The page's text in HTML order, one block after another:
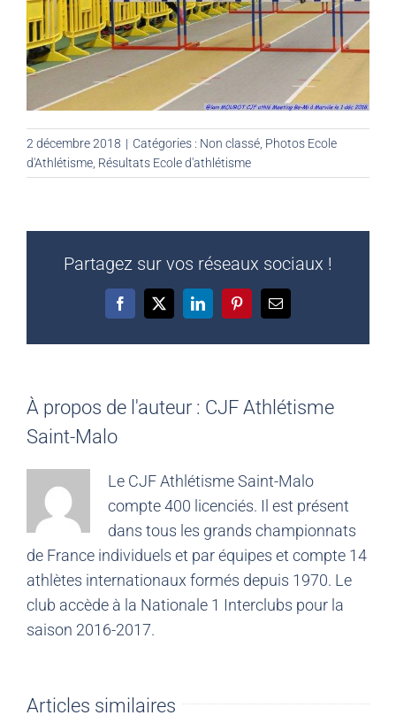
2 décembre 2018 | Catégories : Non classé, Photos Ecole
d'Athlétisme, Résultats Ecole d'athlétisme
Partagez sur vos réseaux sociaux !
Facebook
X LinkedInPinterestEmail
À propos de l'auteur : CJF Athlétisme
Saint-Malo
Le CJF Athlétisme Saint-Malo
compte 400 licenciés. Il est présent
dans tous les grands championnats
de France individuels et par équipes et compte 14
athlètes internationaux formés depuis 1970. Le
club accède à la Nationale 1 Interclubs pour la
saison 2016-2017.
Articles similaires